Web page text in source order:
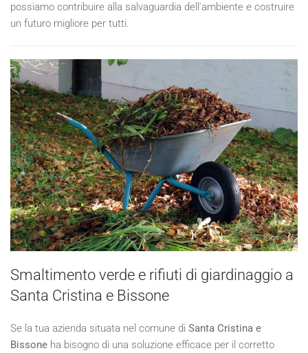
possiamo contribuire alla salvaguardia dell'ambiente e costruire
un futuro migliore per tutti.
Smaltimento verde e rifiuti di giardinaggio a
Santa Cristina e Bissone
Se la tua azienda situata nel comune di Santa Cristina e
Bissone ha bisogno di una soluzione efficace per il corretto